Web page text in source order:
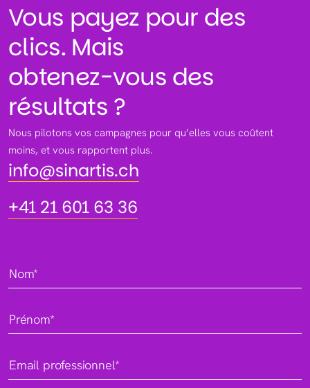
Vous payez pour des
clics. Mais
obtenez-vous des
résultats ?
Nous pilotons vos campagnes pour qu’elles vous coûtent
moins, et vous rapportent plus.
info@sinartis.ch
info@sinartis.ch
+41 21 601 63 36
+41 21 601 63 36
Nom*
Prénom*
Email professionnel*